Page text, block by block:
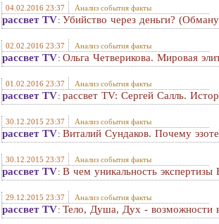
04.02.2016 23:37 Анализ события факты
рассвет TV: Убийство через деньги?
02.02.2016 23:37 Анализ события факты
рассвет TV: Ольга Четверикова. Мировая
01.02.2016 23:37 Анализ события факты
рассвет TV: рассвет TV: Сергей Салль.
30.12.2015 23:37 Анализ события факты
рассвет TV: Виталий Сундаков. Почему
30.12.2015 23:37 Анализ события факты
рассвет TV: В чем уникальность экспертизы
29.12.2015 23:37 Анализ события факты
рассвет TV: Тело, Душа, Дух - возможности